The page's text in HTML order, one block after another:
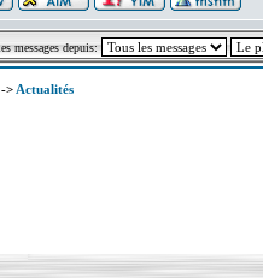
messages depuis:
> Actualités